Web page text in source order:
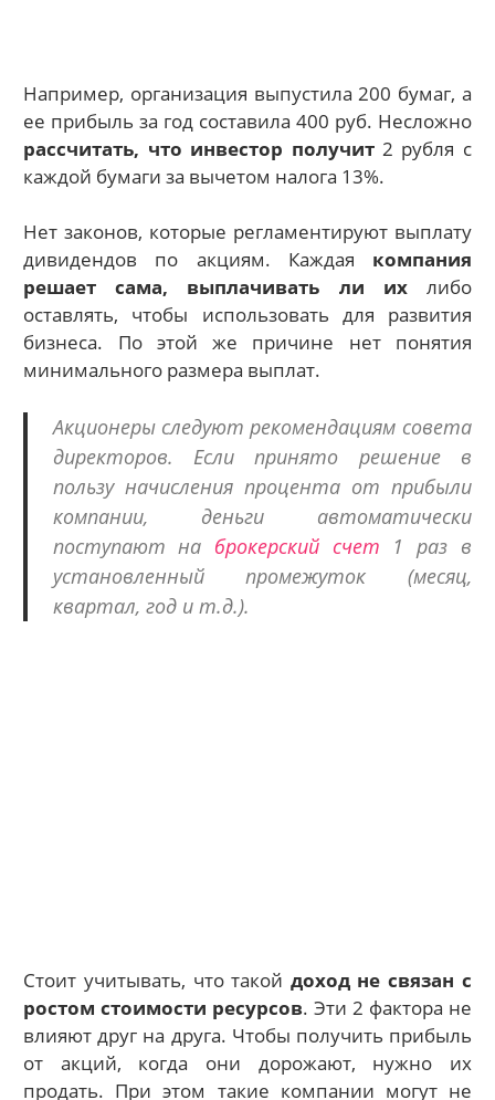
Например, организация выпустила 200 бумаг, а
ее прибыль за год составила 400 руб. Несложно
рассчитать, что инвестор получит2 рубля с
каждой бумаги за вычетом налога 13%.
Нет законов, которые регламентируют выплату
дивидендов по акциям. Каждая компания
решает сама, выплачивать ли ихлибо
оставлять, чтобы использовать для развития
бизнеса. По этой же причине нет понятия
минимального размера выплат.
Акционеры следуют рекомендациям совета
директоров. Если принято решение в
пользу начисления процента от прибыли
компании, деньги автоматически
поступают на брокерский счет 1 раз в
установленный промежуток (месяц,
квартал, год и т.д.).
Стоит учитывать, что такой доход не связан с
ростом стоимости ресурсов. Эти 2 фактора не
влияют друг на друга. Чтобы получить прибыль
от акций, когда они дорожают, нужно их
продать. При этом такие компании могут не